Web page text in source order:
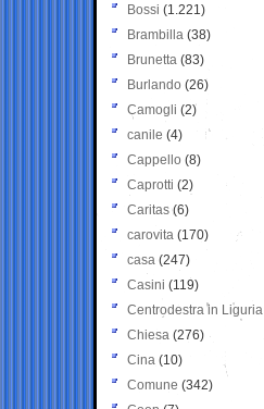
Bossi (1.221)
Brambilla (38)
Brunetta (83)
Burlando (26)
Camogli (2)
canile (4)
Cappello (8)
Caprotti (2)
Caritas (6)
carovita (170)
casa (247)
Casini (119)
Centrodestra in Liguria
Chiesa (276)
Cina (10)
Comune (342)